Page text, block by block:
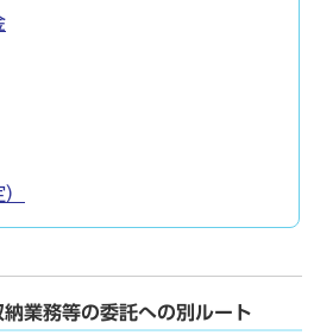
業務等の委託への別ルート